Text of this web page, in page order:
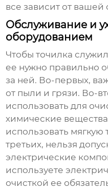
все зависит от вашей
Обслуживание и
оборудованием
Чтобы точилка
ее нужно правильно
за ней. Во-первых,
от пыли и грязи. Во-
использовать для
химические
использовать мягкую
третьих, нельзя
электрические
используете
очисткой ее